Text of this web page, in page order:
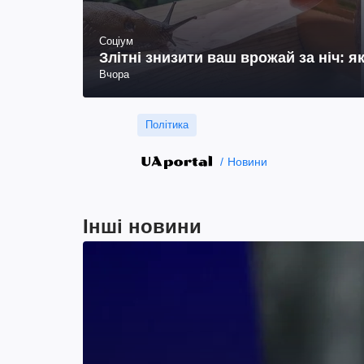
Соціум
Злітні знизити ваш врожай за ніч:
Вчора
Політика
Новини
Інші новини